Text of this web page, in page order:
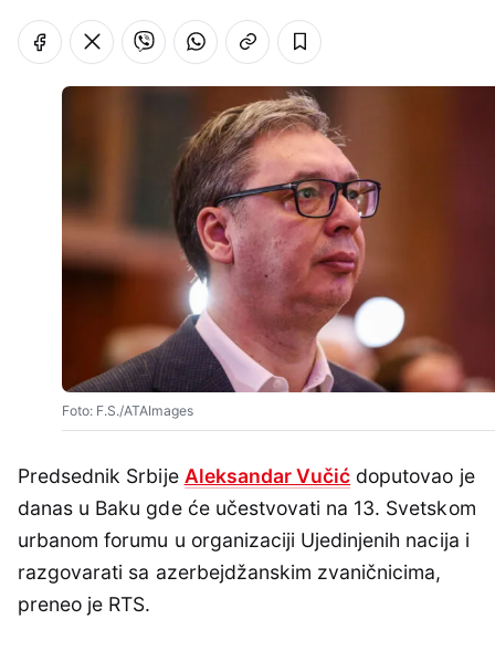
Foto: F.S./ATAImages
Predsednik Srbije Aleksandar Vučić doputovao je
danas u Baku gde će učestvovati na 13. Svetskom
urbanom forumu u organizaciji Ujedinjenih nacija i
razgovarati sa azerbejdžanskim zvaničnicima,
preneo je RTS.